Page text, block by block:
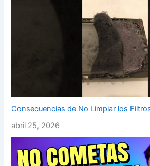
Consecuencias de No Limpiar los
abril 25, 2026